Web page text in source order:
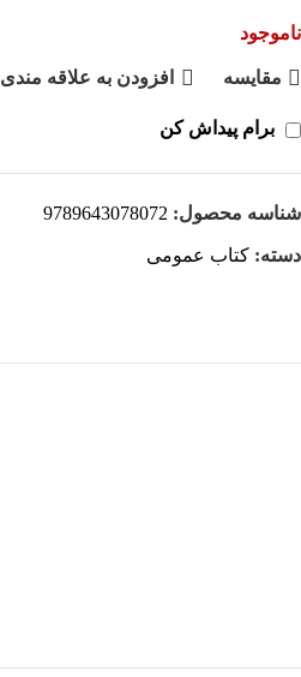
ناموجود
مقايسه افزودن به علاقه مندی
برام پیداش کن
شناسه محصول: 9789643078072
دسته: کتاب عمومی